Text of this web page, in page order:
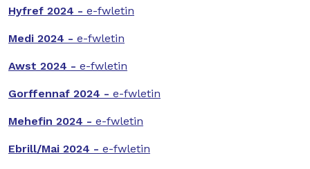
Hyfref 2024 - e-fwletin
Medi 2024 - e-fwletin
Awst 2024 - e-fwletin
Gorffennaf 2024 - e-fwletin
Mehefin 2024 - e-fwletin
Ebrill/Mai 2024 - e-fwletin